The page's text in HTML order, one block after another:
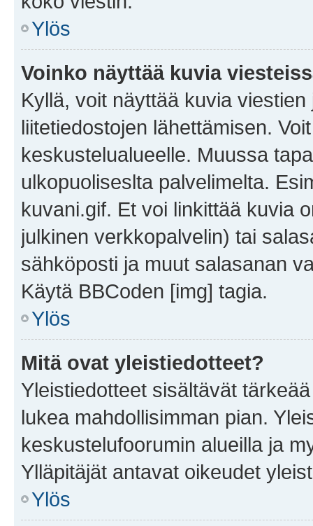
Ylös
Voinko näyttää kuvia
Kyllä, voit näyttää kuvia
liitetiedostojen lähettämisen.
keskustelualueelle. Muussa
ulkopuoliseslta palvelimelta.
kuvani.gif. Et voi linkittää kuvia
julkinen verkkopalvelin) tai
sähköposti ja muut salasanan
Käytä BBCoden [img] tagia.
Ylös
Mitä ovat yleistiedotteet?
Yleistiedotteet sisältävät
lukea mahdollisimman pian.
keskustelufoorumin alueilla ja
Ylläpitäjät antavat oikeudet
Ylös